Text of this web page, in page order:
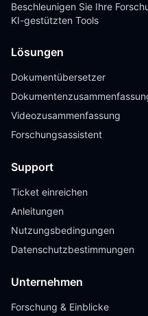
Beschleunigen Sie Ihre
KI-gestützten Tools
Lösungen
Dokumentübersetzer
Videozusammenfassung
Forschungsassistent
Support
Ticket einreichen
Anleitungen
Nutzungsbedingungen
Datenschutzbestimmungen
Unternehmen
Forschung & Einblicke